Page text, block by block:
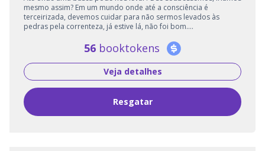
mesmo assim? Em um mundo onde até a consciência é
terceirizada, devemos cuidar para não sermos levados às
pedras pela correnteza, já estive lá, não foi bom....
56 booktokens
Veja detalhes
Resgatar